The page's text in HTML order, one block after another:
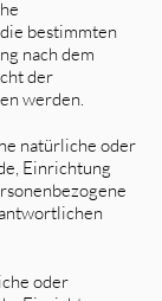
bestimmten
nach dem
der
werden.
natürliche oder
Einrichtung
oder